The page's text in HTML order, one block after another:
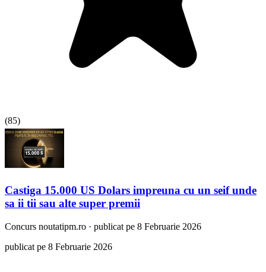
(85)
Castiga 15.000 US Dolars impreuna cu un seif unde
sa ii tii sau alte super premii
Concurs noutatipm.ro · publicat pe 8 Februarie 2026
publicat pe 8 Februarie 2026